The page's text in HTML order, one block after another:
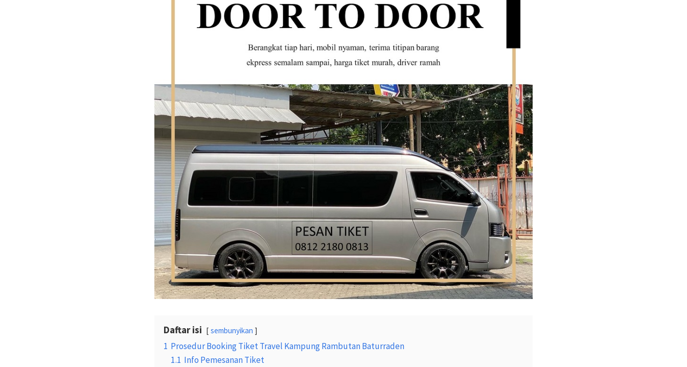
Daftar isi sembunyikan
1 Prosedur Booking Tiket Travel Kampung Rambutan Baturraden
1.1 Info Pemesanan Tiket